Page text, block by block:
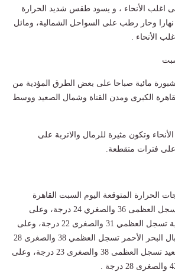
اغلب الأنحاء ، و يسود طقس شديد الحرارة
وحار رطب على السواحل الشمالية، ومائل
الأنحاء .
مائية صباحا على بعض الطرق المؤدية من
الكبرى ومدن القناة وشمال الصعيد ووسط
وتكون مثيرة للرمال والاتربة على
فترات متقطعة.
الحرارة المتوقعة اليوم السبت القاهرة
الكبرى والوجة البحري تسجل العظمى 36 والصغري 24 درجة، وعلى
السواحل الشمالية الغربية تسجل العظمي 31 والصغرى 22 درجة، وعلى
جنوب سيناء وسلاسل جبال البحر الأحمر تسجل العظمي 38 والصغرى 28
درجة ، وعلى شمال الصعيد تسجل العظمى 38 والصغرى 23 درجة، وعلى